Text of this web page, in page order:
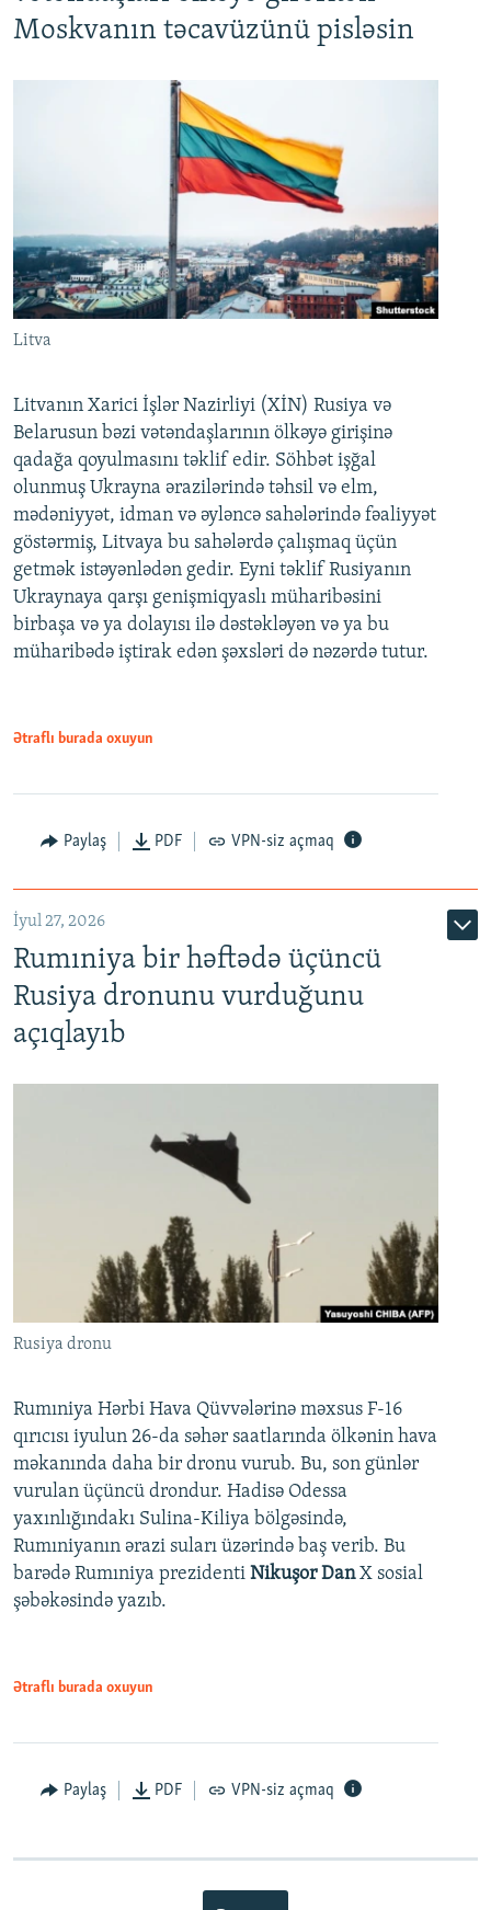
Moskvanın təcavüzünü pisləsin
Litva
Litvanın Xarici İşlər Nazirliyi (XİN) Rusiya və
Belarusun bəzi vətəndaşlarının ölkəyə girişinə
qadağa qoyulmasını təklif edir. Söhbət işğal
olunmuş Ukrayna ərazilərində təhsil və elm,
mədəniyyət, idman və əyləncə sahələrində fəaliyyət
göstərmiş, Litvaya bu sahələrdə çalışmaq üçün
getmək istəyənlədən gedir. Eyni təklif Rusiyanın
Ukraynaya qarşı genişmiqyaslı müharibəsini
birbaşa və ya dolayısı ilə dəstəkləyən və ya bu
müharibədə iştirak edən şəxsləri də nəzərdə tutur.
Ətraflı burada oxuyun
Paylaş PDF VPN-siz açmaq
İyul 27, 2026
Rumıniya bir həftədə üçüncü
Rusiya dronunu vurduğunu
açıqlayıb
Rusiya dronu
Rumıniya Hərbi Hava Qüvvələrinə məxsus F-16
qırıcısı iyulun 26-da səhər saatlarında ölkənin hava
məkanında daha bir dronu vurub. Bu, son günlər
vurulan üçüncü drondur. Hadisə Odessa
yaxınlığındakı Sulina-Kiliya bölgəsində,
Rumıniyanın ərazi suları üzərində baş verib. Bu
barədə Rumıniya prezidenti Nikuşor DanX sosial
şəbəkəsində yazıb.
Ətraflı burada oxuyun
Paylaş PDF VPN-siz açmaq